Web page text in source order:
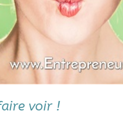
voir !